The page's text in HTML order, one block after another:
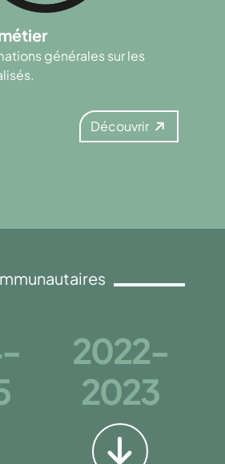
générales sur les
Découvrir
2022-
2023